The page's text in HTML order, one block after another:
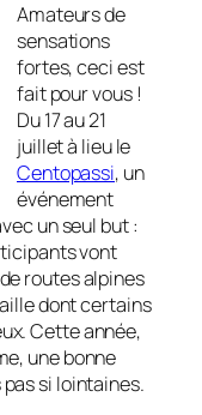
Amateurs de
sensations
fortes, ceci est
fait pour vous !
Du 17 au 21
juillet à lieu le
Centopassi, un
événement
un seul but :
vont
routes alpines
dont certains
Cette année,
une bonne
si lointaines.